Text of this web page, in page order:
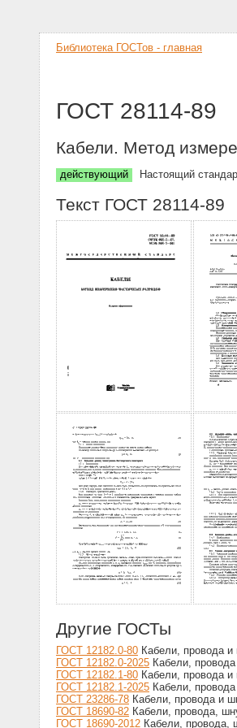
Библиотека ГОСТов - главная
ГОСТ 28114-89
Кабели. Метод
действующий Настоящий
Текст ГОСТ 28114-89
Другие ГОСТы
ГОСТ 12182.0-80 Кабели, провода
ГОСТ 12182.0-2025 Кабели,
ГОСТ 12182.1-80 Кабели, провода и
ГОСТ 12182.1-2025 Кабели,
ГОСТ 23286-78 Кабели, провода и
ГОСТ 18690-82 Кабели, провода,
ГОСТ 18690-2012 Кабели, провода,